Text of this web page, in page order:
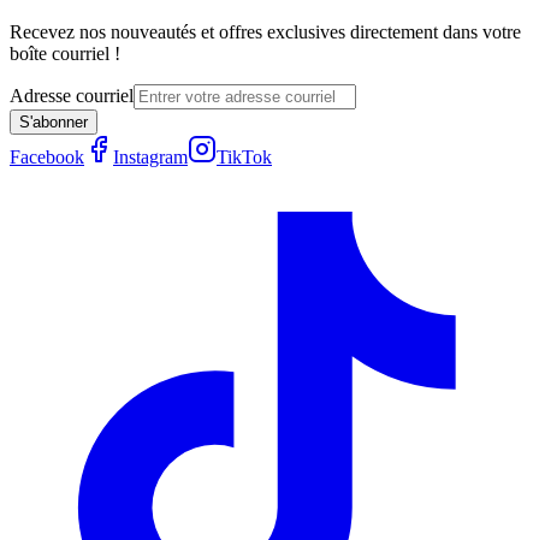
Recevez nos nouveautés et offres exclusives directement dans votre
boîte courriel !
Adresse courriel
S'abonner
Facebook Instagram TikTok